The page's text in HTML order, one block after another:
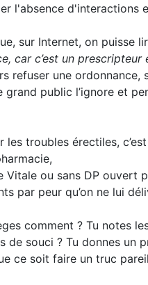
l'absence d'interactions
sur Internet, on puisse
car c’est un prescripteur
refuser une
grand public l’ignore et
troubles érectiles,
ou sans DP ouvert
par peur qu’on ne lui
comment ? Tu notes
de souci ? Tu donnes un
ce soit faire un truc